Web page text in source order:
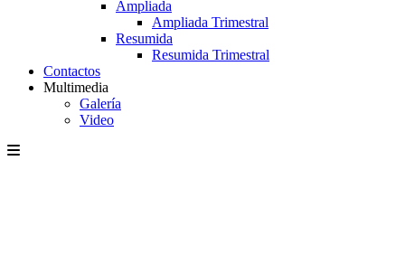
Ampliada
Ampliada Trimestral
Resumida
Resumida Trimestral
Contactos
Multimedia
Galería
Video